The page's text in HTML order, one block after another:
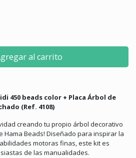
al carrito
450 beads color + Placa Árbol de
(Ref. 4108)
creando tu propio árbol decorativo
Hama Beads! Diseñado para inspirar la
motoras finas, este kit es
de las manualidades.